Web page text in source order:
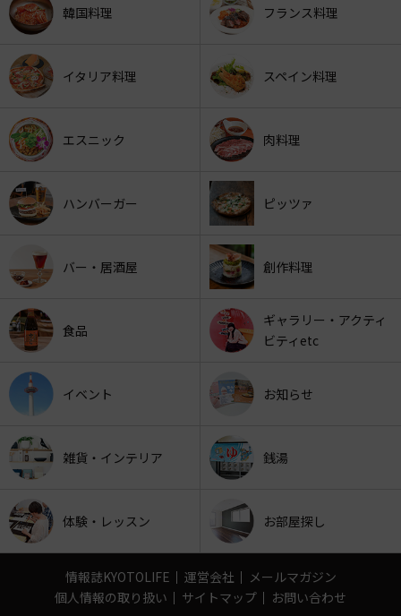
韓国料理 フランス料理
イタリア料理 スペイン料理
エスニック 肉料理
ハンバーガー ピッツァ
バー・居酒屋 創作料理
食品
ギャラリー・アクティ
ビティetc
イベント お知らせ
雑貨・インテリア 銭湯
体験・レッスン お部屋探し
情報誌KYOTOLIFE 運営会社
メールマガジン
個人情報の取り扱い
サイトマップ お問い合わせ